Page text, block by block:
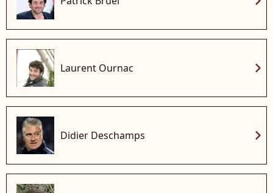
Laurent Ournac chevron_right
Didier Deschamps chevron_right